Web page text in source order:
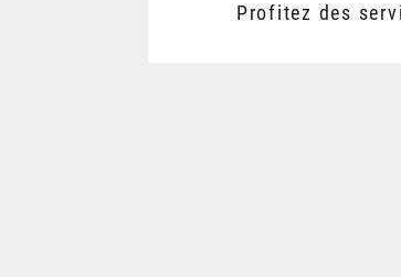
Profitez des